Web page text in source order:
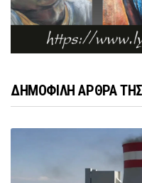
ΔΗΜΟΦΙΛΗ ΑΡΘΡΑ